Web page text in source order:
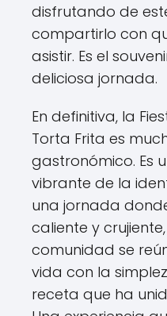
disfrutando de
compartirlo con
asistir. Es el
deliciosa jornada.
En definitiva, la
Torta Frita es
gastronómico. Es
vibrante de la
una jornada
caliente y
comunidad se
vida con la
receta que ha